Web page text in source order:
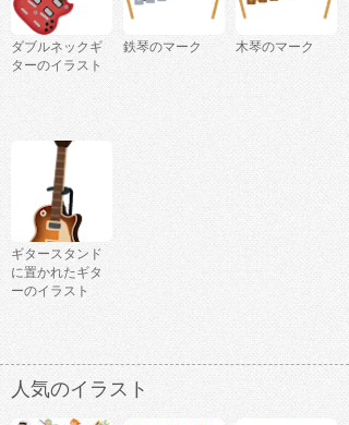
ダブルネックギ
ターのイラスト
鉄琴のマーク 木琴のマーク
ギタースタンド
に置かれたギタ
ーのイラスト
人気のイラスト